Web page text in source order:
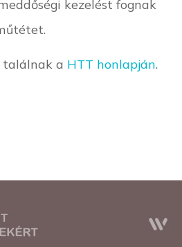
kezelést fognak
találnak a HTT honlapján.